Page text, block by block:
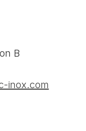
B
inox.com